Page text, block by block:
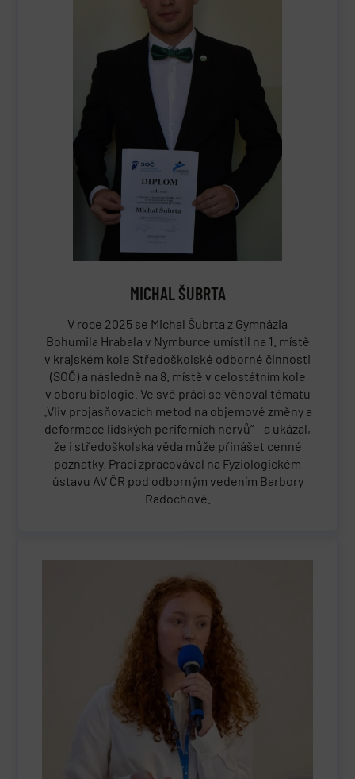
MICHAL ŠUBRTA
V roce 2025 se Michal Šubrta z Gymnázia
Bohumila Hrabala v Nymburce umístil na 1. místě
v krajském kole Středoškolské odborné činnosti
(SOČ) a následně na 8. místě v celostátním kole
v oboru biologie. Ve své práci se věnoval tématu
„Vliv projasňovacích metod na objemové změny a
deformace lidských periferních nervů“ – a ukázal,
že i středoškolská věda může přinášet cenné
poznatky. Práci zpracovával na Fyziologickém
ústavu AV ČR pod odborným vedením Barbory
Radochové.